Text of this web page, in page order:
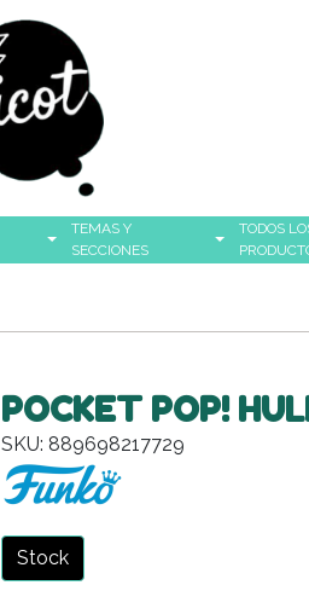
TEMAS Y
SECCIONES
TODOS
POCKET POP!
SKU: 889698217729
Stock